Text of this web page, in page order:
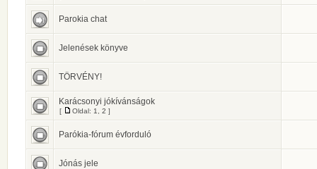
Parokia chat
Jelenések könyve
TÖRVÉNY!
Karácsonyi jókívánságok
[ Oldal: 1 2 ]
Parókia-fórum évforduló
Jónás jele